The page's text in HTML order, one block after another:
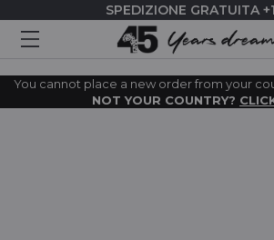
SPEDIZIONE GRATUITA
You cannot place a new order from your
NOT YOUR COUNTRY?